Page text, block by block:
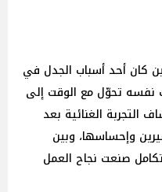
كان أحد أسباب الجدل في
نفسه تحوّل مع الوقت إلى
التجربة الغنائية بعد
وإحساسها، وبين
صنعت نجاح العمل